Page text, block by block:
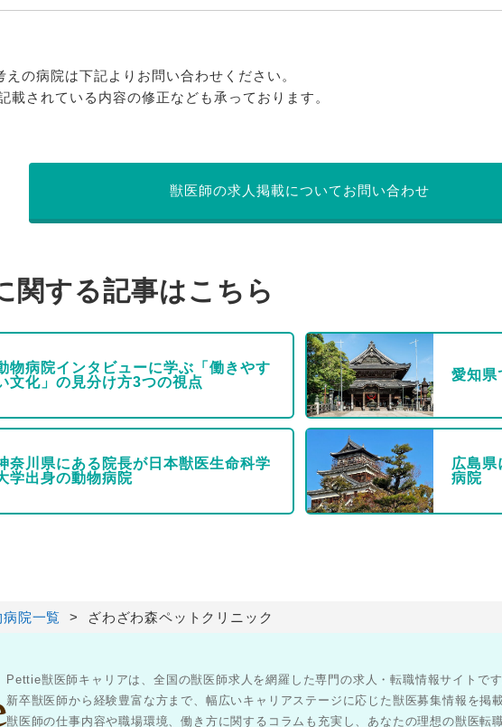
の病院は下記よりお問い合わせください。
されている内容の修正なども承っております。
獣医師の求人掲載についてお問い合わせ
関する記事はこちら
物病院インタビューに学ぶ「働きやす
文化」の見分け方3つの視点
愛知県
奈川県にある院長が日本獣医生命科学
学出身の動物病院
広島県
病院
院一覧 ざわざわ森ペットクリニック
Pettie獣医師キャリアは、全国の獣医師求人を網羅した専門の求人・転職情報サイトです
新卒獣医師から経験豊富な方まで、幅広いキャリアステージに応じた獣医募集情報を掲載
獣医師の仕事内容や職場環境、働き方に関するコラムも充実し、あなたの理想の獣医転